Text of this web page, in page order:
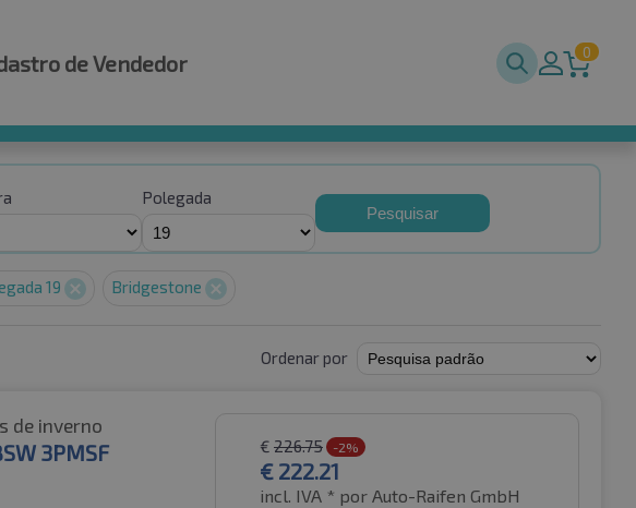
de Vendedor 0
Polegada
Pesquisar
19 Bridgestone
Ordenar por
de inverno
3PMSF
€ 226.75 -2%
€ 222.21
incl. IVA * por Auto-Raifen GmbH